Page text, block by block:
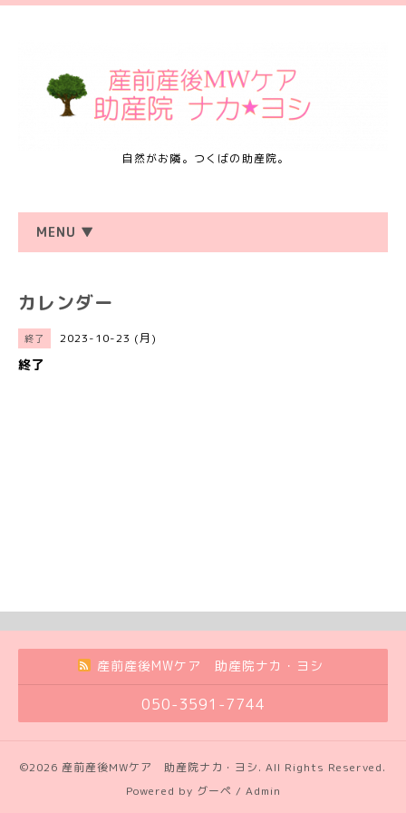
自然がお隣。つくばの助産院。
MENU ▼
カレンダー
終了 2023-10-23 (月)
終了
産前産後MWケア 助産院ナカ・ヨシ
050-3591-7744
©2026 産前産後MWケア 助産院ナカ・ヨシ. All Rights Reserved.
Powered by グーペ / Admin